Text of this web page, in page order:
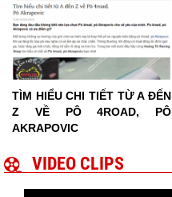
TÌM HIỂU CHI TIẾT TỪ A ĐẾN
Z VỀ PÔ 4ROAD, PÔ
AKRAPOVIC
VIDEO CLIPS